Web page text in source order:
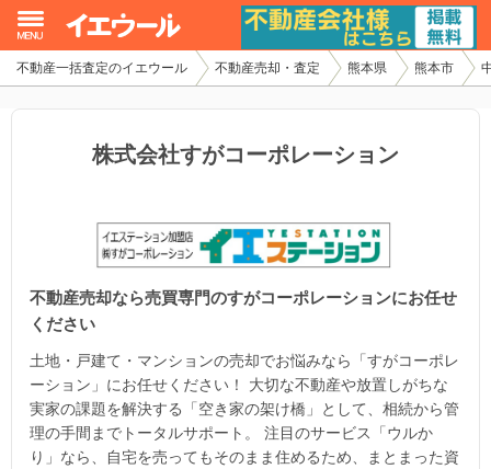
不動産一括査定のイエウール 不動産売却・査定 熊本県 熊本市
株式会社すがコーポレーション
不動産売却なら売買専門のすがコーポレーションにお任せ
ください
土地・戸建て・マンションの売却でお悩みなら「すがコーポレ
ーション」にお任せください！ 大切な不動産や放置しがちな
実家の課題を解決する「空き家の架け橋」として、相続から管
理の手間までトータルサポート。 注目のサービス「ウルか
り」なら、自宅を売ってもそのまま住めるため、まとまった資
イエウール加盟希望の不動産会社様
不動産の売却・一括査定
家査定シミュレーター
お問い合わせ